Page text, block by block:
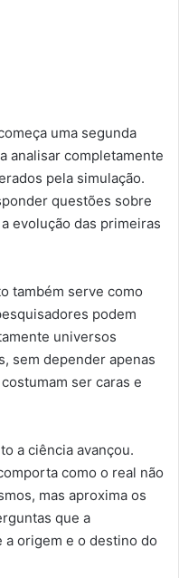
uma segunda
analisar completamente
pela simulação.
questões sobre
evolução das primeiras
também serve como
podem
universos
sem depender apenas
ser caras e
a ciência avançou.
como o real não
mas aproxima os
que a
a origem e o destino do